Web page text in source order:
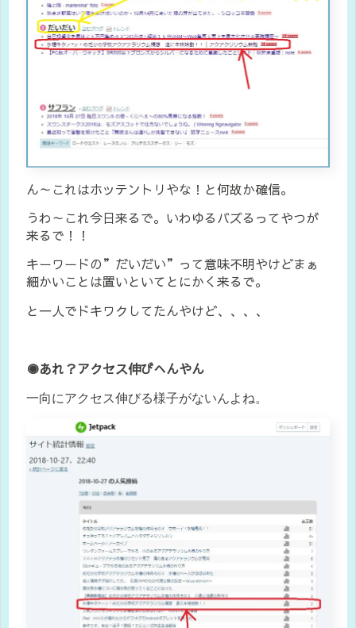
ん～これはホッテントリやな！と何故か確信。
うわ～これ今日来るで。いわゆるバズるってやつが
来るで！！
キーワードの”だいだい”って意味不明やけどまぁ
細かいことは置いといてとにかく来るで。
と一人でドキワクしてたんやけど、、、、
◉あれ？アクセス伸びへんやん
一向にアクセス伸びる様子がないんよね。